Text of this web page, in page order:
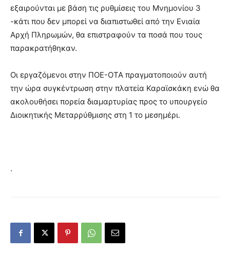
εξαιρούνται με βάση τις ρυθμίσεις του Μνημονίου 3
-κάτι που δεν μπορεί να διαπιστωθεί από την Ενιαία
Αρχή Πληρωμών, θα επιστραφούν τα ποσά που τους
παρακρατήθηκαν.
Οι εργαζόμενοι στην ΠΟΕ-ΟΤΑ πραγματοποιούν αυτή
την ώρα συγκέντρωση στην πλατεία Καραϊσκάκη ενώ θα
ακολουθήσει πορεία διαμαρτυρίας προς το υπουργείο
Διοικητικής Μεταρρύθμισης στη 1 το μεσημέρι.
.